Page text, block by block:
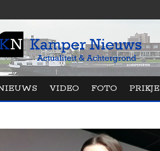
VIDEO FOTO PRIKJE